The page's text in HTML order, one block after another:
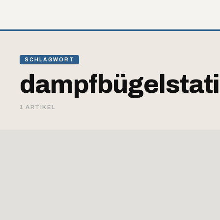
SCHLAGWORT
1 ARTIKEL